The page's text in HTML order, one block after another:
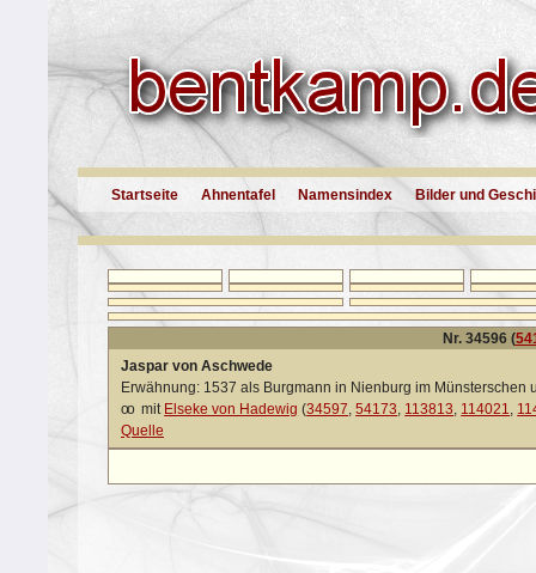
Startseite Ahnentafel Namensindex Bilder und
Nr. 34596 (
Jaspar von Aschwede
Erwähnung: 1537 als Burgmann in Nienburg im Münsterschen
oo mit Elseke von Hadewig (34597,54173, 113813, 114021,
Quelle